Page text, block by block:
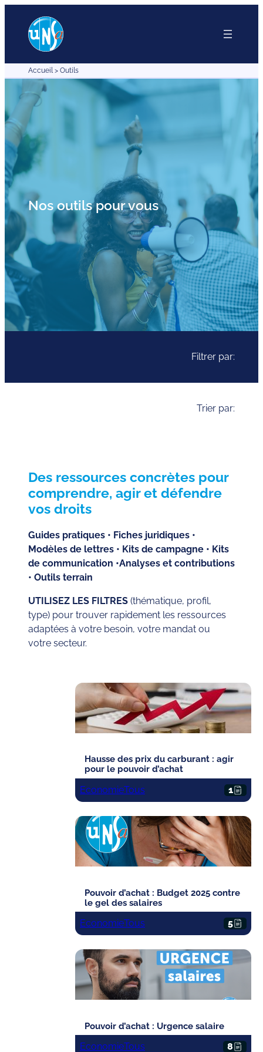
Accueil> Outils
Nos outils pour vous
Filtrer par:
Trier par:
Des ressources concrètes pour
comprendre, agir et défendre
vos droits
Guides pratiques • Fiches juridiques •
Modèles de lettres • Kits de campagne • Kits
de communication •Analyses et contributions
• Outils terrain
UTILISEZ LES FILTRES (thématique, profil,
type) pour trouver rapidement les ressources
adaptées à votre besoin, votre mandat ou
votre secteur.
Hausse des prix du carburant : agir
pour le pouvoir d’achat
EconomieTous 1
Pouvoir d’achat : Budget 2025 contre
le gel des salaires
EconomieTous 5
Pouvoir d’achat : Urgence salaire
EconomieTous 8